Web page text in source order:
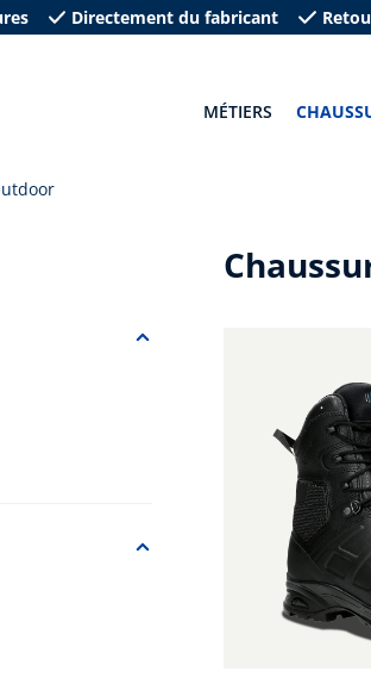
principale
Directement du fabricant
MÉTIERS